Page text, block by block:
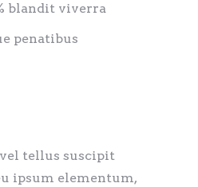
blandit viverra
penatibus
tellus suscipit
ipsum elementum,